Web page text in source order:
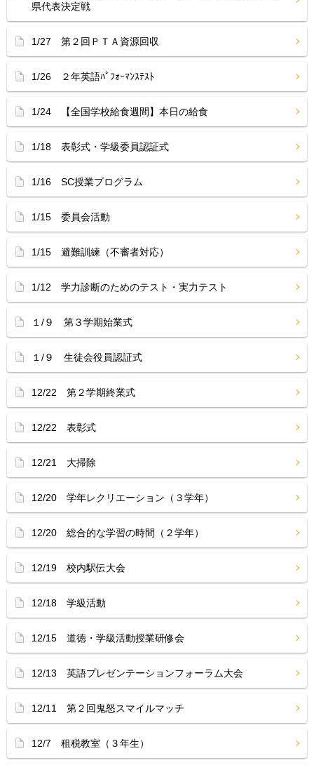
県代表決定戦
1/27 第２回ＰＴＡ資源回収
1/26 ２年英語ﾊﾟﾌｫｰﾏﾝｽﾃｽﾄ
1/24 【全国学校給食週間】本日の給食
1/18 表彰式・学級委員認証式
1/16 SC授業プログラム
1/15 委員会活動
1/15 避難訓練（不審者対応）
1/12 学力診断のためのテスト・実力テスト
１/９ 第３学期始業式
１/９ 生徒会役員認証式
12/22 第２学期終業式
12/22 表彰式
12/21 大掃除
12/20 学年レクリエーション（３学年）
12/20 総合的な学習の時間（２学年）
12/19 校内駅伝大会
12/18 学級活動
12/15 道徳・学級活動授業研修会
12/13 英語プレゼンテーションフォーラム大会
12/11 第２回鬼怒スマイルマッチ
12/7 租税教室（３年生）